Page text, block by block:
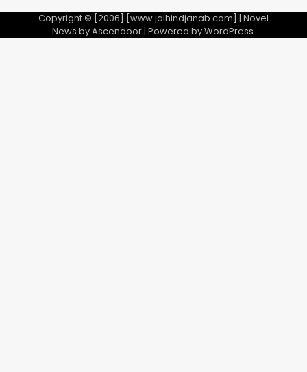
Copyright © [2006] [www.jaihindjanab.com] | Novel
News byAscendoor| Powered byWordPress.